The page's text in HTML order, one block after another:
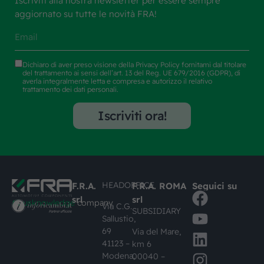
aggiornato su tutte le novità FRA!
Dichiaro di aver preso visione della Privacy Policy fornitami dal titolare
del trattamento ai sensi dell’art. 13 del Reg. UE 679/2016 (GDPR), di
averla integralmente letta e compresa e autorizzo il relativo
trattamento dei dati personali.
Iscriviti ora!
#busknowledgecompany
F.R.A.
srl
HEADOFFICE
Via C.G.
Sallustio,
69
41123 –
Modena,
F.R.A. ROMA
srl
SUBSIDIARY
Via del Mare,
km 6
00040 –
Seguici su